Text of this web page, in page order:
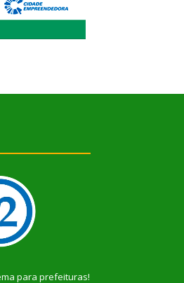
para prefeituras!